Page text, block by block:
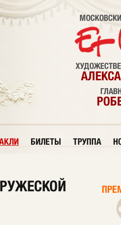
БИЛЕТЫ ТРУППА